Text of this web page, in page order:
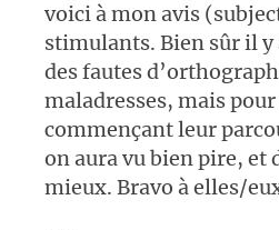
voici à mon avis
stimulants. Bien sûr il y
des fautes
maladresses, mais
commençant leur
on aura vu bien pire,
mieux. Bravo à elles/